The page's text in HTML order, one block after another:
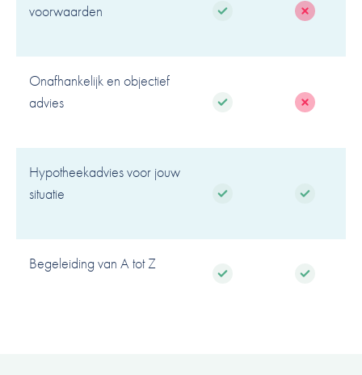
voorwaarden
Onafhankelijk en objectief
advies
Hypotheekadvies voor jouw
situatie
Begeleiding van A tot Z